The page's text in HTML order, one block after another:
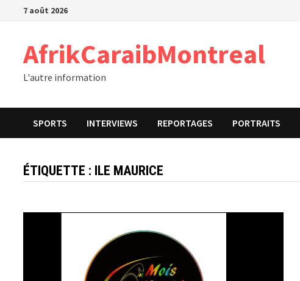
Passer7 août 2026
AfrikCaraibMontreal
L'autre information
SPORTS INTERVIEWS REPORTAGES PORTRAITS
ÉTIQUETTE : ILE MAURICE